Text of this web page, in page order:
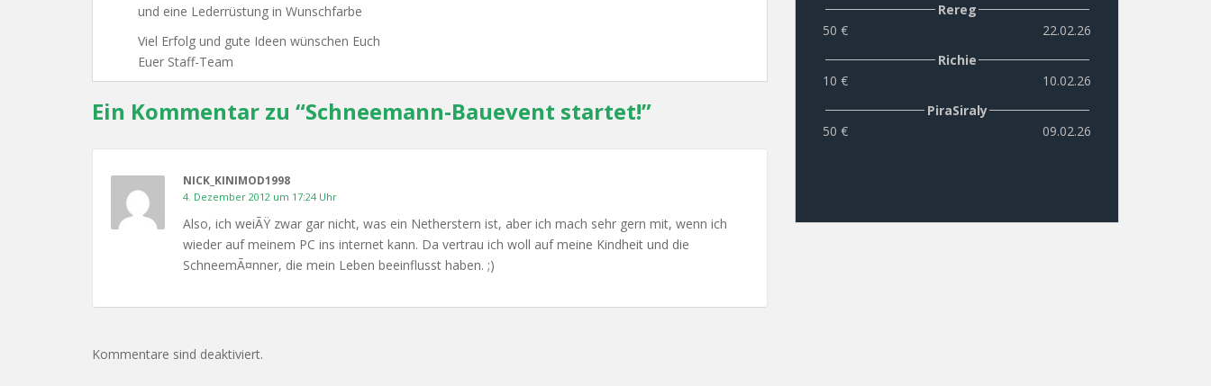
und eine Lederrüstung in Wunschfarbe
Viel Erfolg und gute Ideen wünschen Euch
Euer Staff-Team
Ein Kommentar zu “Schneemann-Bauevent startet!”
NICK_KINIMOD1998
4. Dezember 2012 um 17:24 Uhr
Also, ich weiÃŸ zwar gar nicht, was ein Netherstern ist, aber ich mach sehr gern mit, wenn ich
wieder auf meinem PC ins internet kann. Da vertrau ich woll auf meine Kindheit und die
SchneemÃ¤nner, die mein Leben beeinflusst haben. ;)
Kommentare sind deaktiviert.
Rereg
50 €
22.02.26
Richie
10 €
10.02.26
PiraSiraly
50 €
09.02.26